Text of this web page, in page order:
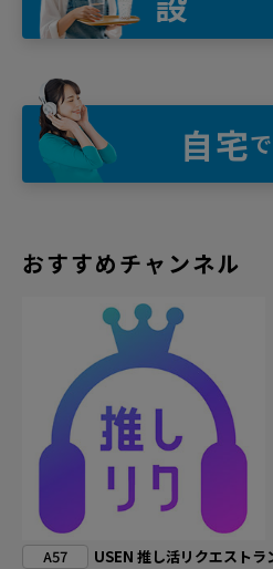
自宅
おすすめチャンネル
A57
USEN 推し活リクエストラ